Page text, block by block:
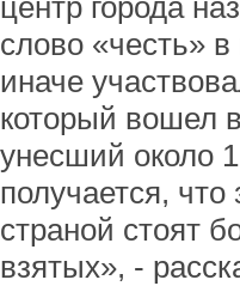
центр города
слово «честь»
иначе
который вошел
унесший около
получается,
страной стоят
взятых», -